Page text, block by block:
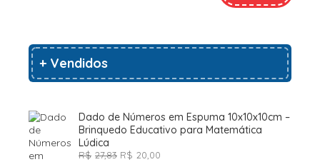
+ Vendidos
Dado de Números em Espuma 10x10x10cm –
Brinquedo Educativo para Matemática
Lúdica
R$ 27,83 O
R$ 20,00